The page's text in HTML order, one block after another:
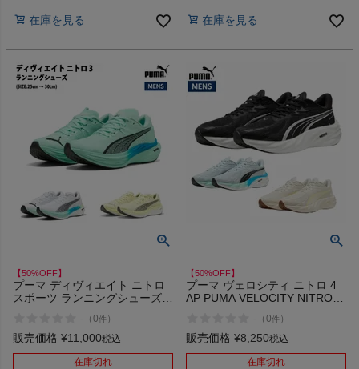
ヨガ
キャンプ・フェス
旅行
ビジネス
インフィット INFIT
在庫を見る 在庫を見る
【50%OFF】
プーマ ディヴィエイト ニトロ
スポーツ ランニングシューズ
NITRO 3 29 25 22 アウトレッ
ト セール
- （0件 ）
販売価格 ¥11,000税込
在庫切れ
【50%OFF】
プーマ ヴェロシティ ニトロ 4
AP PUMA VELOCITY NITRO
- （0件 ）
販売価格 ¥8,250税込
在庫切れ